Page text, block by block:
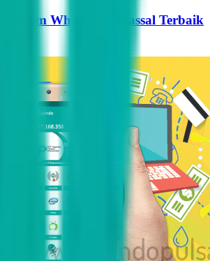
WhatsApp Massal Terbaik